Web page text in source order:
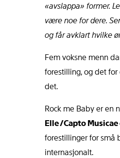
«avslappa» former.
være noe for dere.
og får avklart hvilke
Fem voksne menn
forestilling, og det
det.
Rock me Baby er en
Elle /Capto
forestillinger for små
internasjonalt.